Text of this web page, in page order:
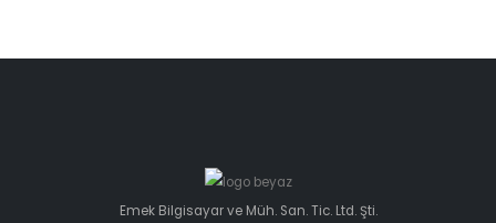
Emek Bilgisayar ve Müh. San. Tic. Ltd. Şti.